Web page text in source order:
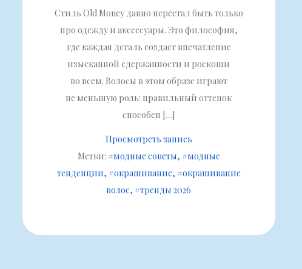
Стиль Old Money давно перестал быть только
про одежду и аксессуары. Это философия,
где каждая деталь создает впечатление
изысканной сдержанности и роскоши
во всем. Волосы в этом образе играют
не меньшую роль: правильный оттенок
способен […]
Просмотреть запись
Метки: #модные советы #модные
тенденции #окрашивание #окрашивание
волос #тренды 2026